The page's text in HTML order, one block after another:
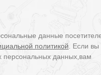
данные
политикой . Если
персональных данных,вам